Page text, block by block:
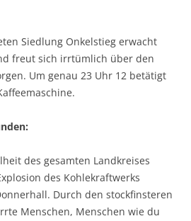
Siedlung Onkelstieg erwacht
freut sich irrtümlich über den
Um genau 23 Uhr 12 betätigt
des gesamten Landkreises
des Kohlekraftwerks
Durch den stockfinsteren
Menschen, Menschen wie du